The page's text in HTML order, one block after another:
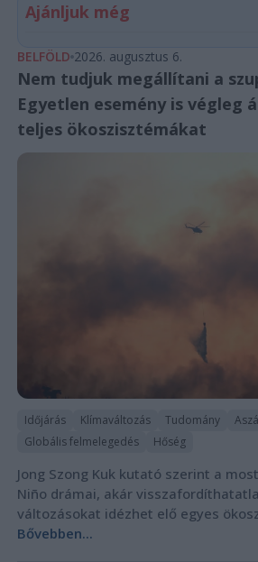
Ajánljuk még
BELFÖLD 2026. augusztus 6.
Nem tudjuk megállítani a
Egyetlen esemény is végleg
teljes ökoszisztémákat
Időjárás Klímaváltozás Tudomány
Globális felmelegedés
Hőség
Jong Szong Kuk kutató szerint a
Niño drámai, akár
változásokat idézhet elő egyes
Bővebben...